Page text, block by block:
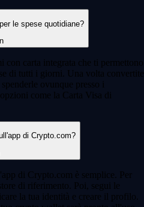
le spese quotidiane?
carta integrata che ti permettono
di tutti i giorni. Una volta convertite
ovunque presso i
come la Carta Visa di
di Crypto.com?
di Crypto.com è semplice. Per
di riferimento. Poi, segui le
la tua identità e creare il profilo.